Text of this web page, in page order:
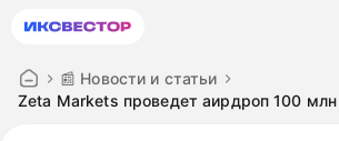
Акция: бесплатный пробный период
📰 Новости и статьи
Zeta Markets проведет аирдроп 100 млн